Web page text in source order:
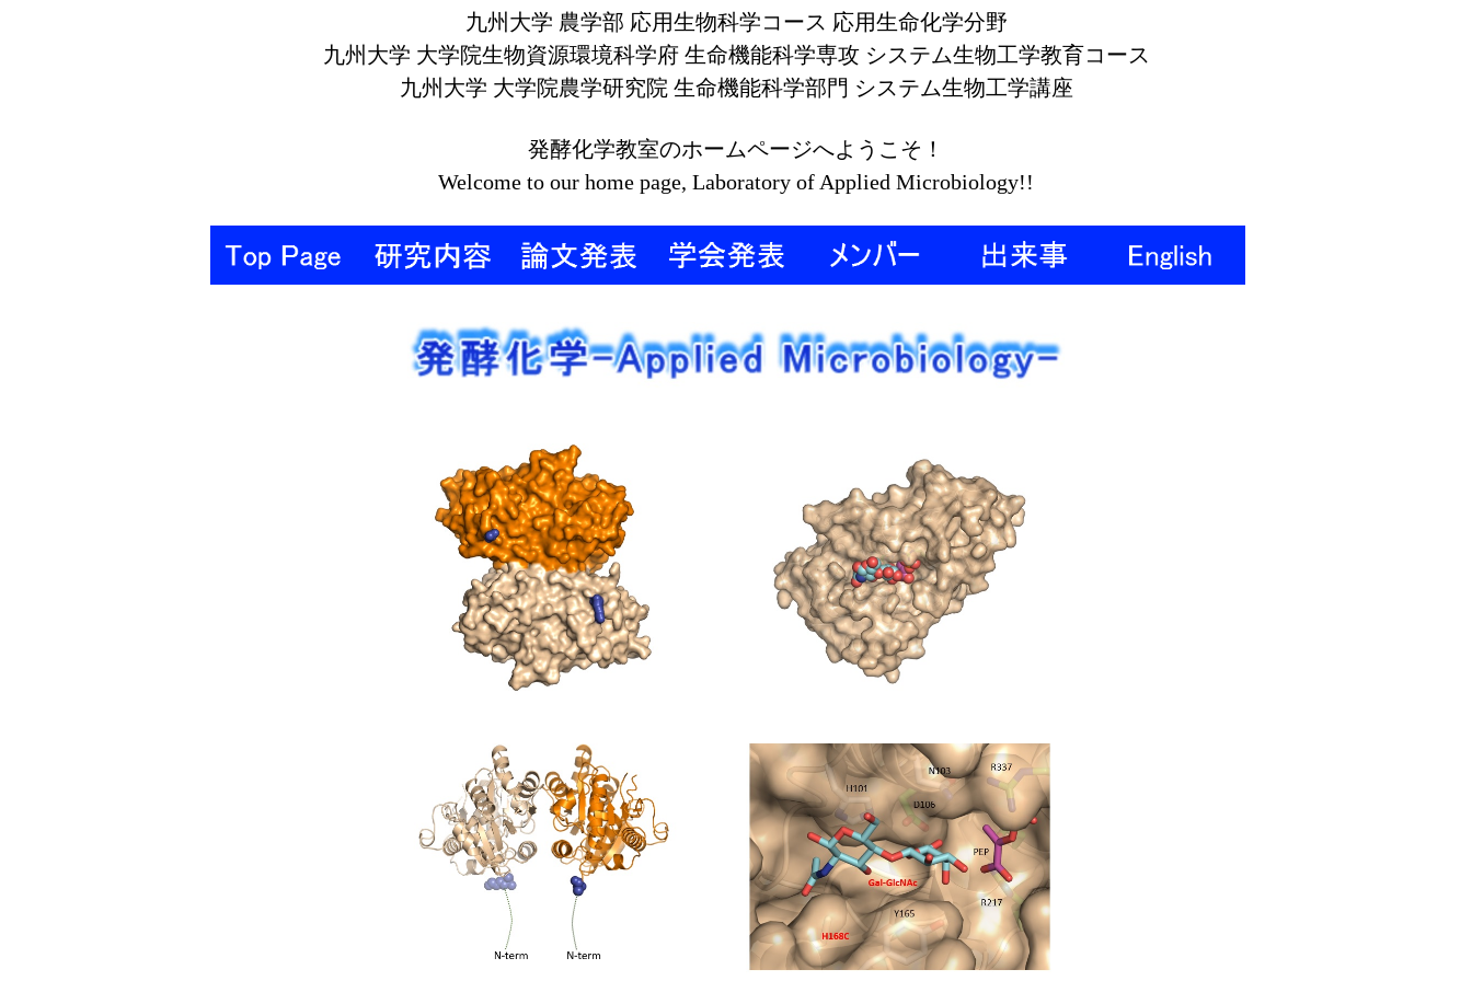
九州大学 農学部 応用生物科学コース 応用生命化学分野
九州大学 大学院生物資源環境科学府 生命機能科学専攻 システム生物工学教育コース
九州大学 大学院農学研究院 生命機能科学部門 システム生物工学講座
発酵化学教室のホームページへようこそ！
Welcome to our home page, Laboratory of Applied Microbiology!!